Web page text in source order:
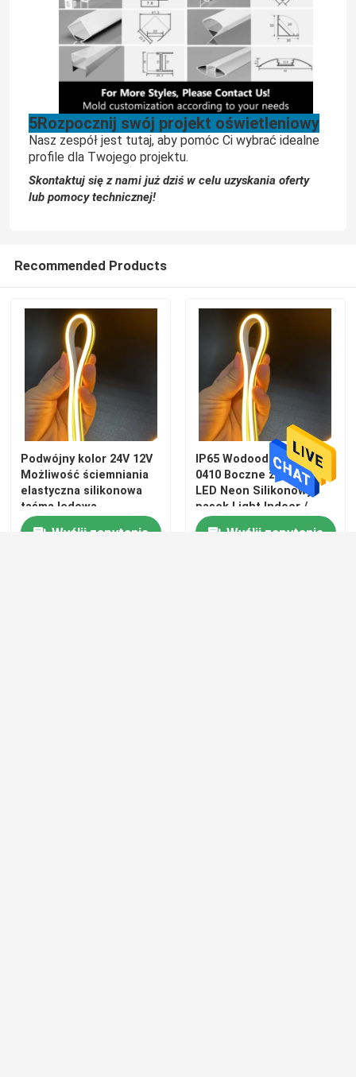
5Rozpocznij swój projekt oświetleniowy
Nasz zespół jest tutaj, aby pomóc Ci wybrać idealne
profile dla Twojego projektu.
Skontaktuj się z nami już dziś w celu uzyskania oferty
lub pomocy technicznej!
Recommended Products
Podwójny kolor 24V 12V
Możliwość ściemniania
elastyczna silikonowa
taśma ledowa
wewnętrzna/zewnętrzna
Wyślij zapytanie
IP65 Wodoodporny 24V
0410 Boczne zginanie
LED Neon Silikonowy
pasek Light Indoor /
Outdoor
Wyślij zapytanie